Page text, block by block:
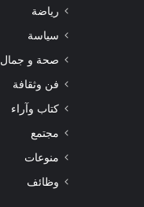
رياضة
سياسة
صحة و جمال
فن وثقافة
كتاب وآراء
مجتمع
منوعات
وظائف